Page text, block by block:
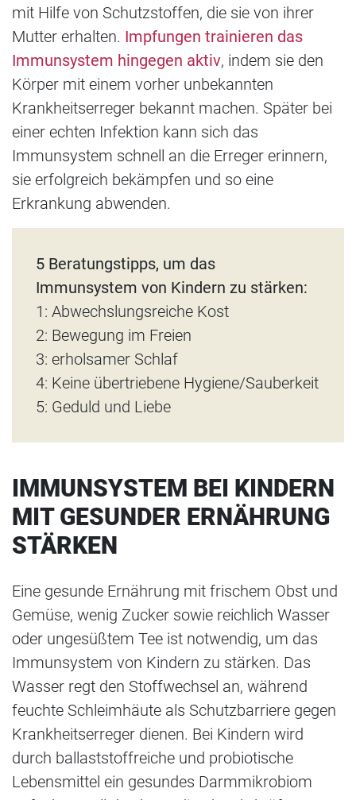
mit Hilfe von Schutzstoffen, die sie von ihrer
Mutter erhalten. Impfungen trainieren das
Immunsystem hingegen aktiv, indem sie den
Körper mit einem vorher unbekannten
Krankheitserreger bekannt machen. Später bei
einer echten Infektion kann sich das
Immunsystem schnell an die Erreger erinnern,
sie erfolgreich bekämpfen und so eine
Erkrankung abwenden.
5 Beratungstipps, um das
Immunsystem von Kindern zu stärken:
1: Abwechslungsreiche Kost
2: Bewegung im Freien
3: erholsamer Schlaf
4: Keine übertriebene Hygiene/Sauberkeit
5: Geduld und Liebe
IMMUNSYSTEM BEI KINDERN
MIT GESUNDER ERNÄHRUNG
STÄRKEN
Eine gesunde Ernährung mit frischem Obst und
Gemüse, wenig Zucker sowie reichlich Wasser
oder ungesüßtem Tee ist notwendig, um das
Immunsystem von Kindern zu stärken. Das
Wasser regt den Stoffwechsel an, während
feuchte Schleimhäute als Schutzbarriere gegen
Krankheitserreger dienen. Bei Kindern wird
durch ballaststoffreiche und probiotische
Lebensmittel ein gesundes Darmmikrobiom